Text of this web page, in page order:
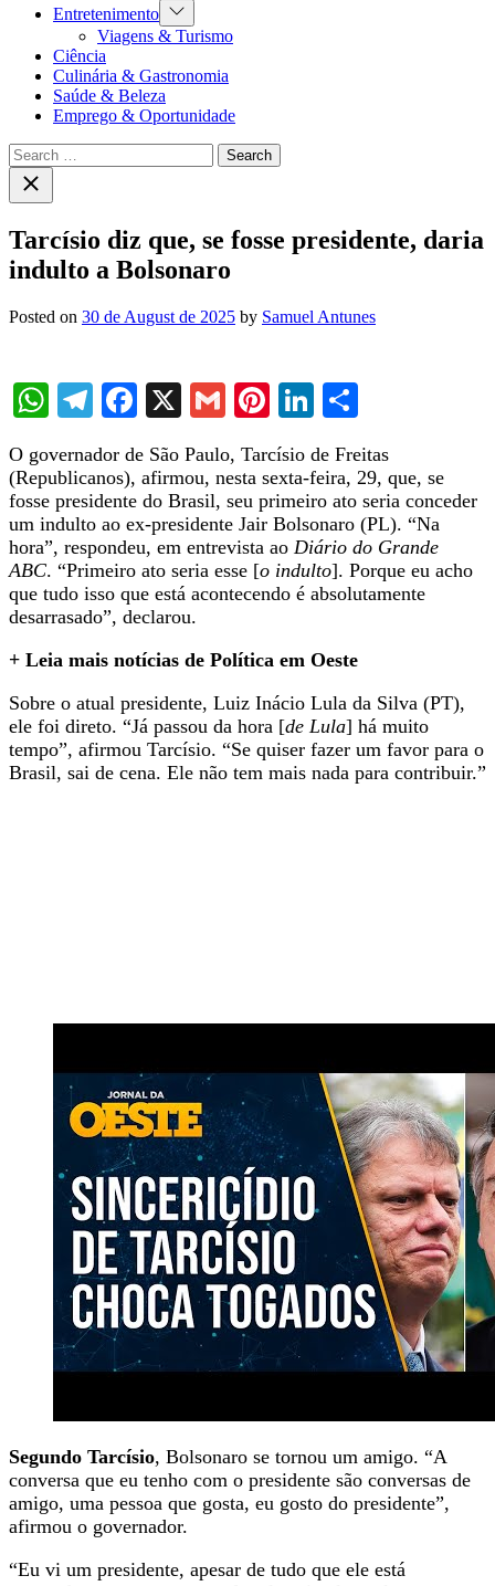
Entretenimento Show
sub
menu
Viagens & Turismo
Ciência
Culinária & Gastronomia
Saúde & Beleza
Emprego & Oportunidade
Search
for:Close
search
Tarcísio diz que, se fosse presidente, daria
indulto a Bolsonaro
Posted on 30 de August de 2025 by Samuel Antunes
WhatsApp
Telegram
Facebook
X GmailPinterestLinkedIn
O governador de São Paulo, Tarcísio de Freitas
(Republicanos), afirmou, nesta sexta-feira, 29, que, se
fosse presidente do Brasil, seu primeiro ato seria conceder
um indulto ao ex-presidente Jair Bolsonaro (PL). “Na
hora”, respondeu, em entrevista ao Diário do Grande
ABC. “Primeiro ato seria esse [o indulto]. Porque eu acho
que tudo isso que está acontecendo é absolutamente
desarrasado”, declarou.
+ Leia mais notícias de Política em Oeste
Sobre o atual presidente, Luiz Inácio Lula da Silva (PT),
ele foi direto. “Já passou da hora [de Lula] há muito
tempo”, afirmou Tarcísio. “Se quiser fazer um favor para o
Brasil, sai de cena. Ele não tem mais nada para contribuir.”
Segundo Tarcísio, Bolsonaro se tornou um amigo. “A
conversa que eu tenho com o presidente são conversas de
amigo, uma pessoa que gosta, eu gosto do presidente”,
afirmou o governador.
“Eu vi um presidente, apesar de tudo que ele está